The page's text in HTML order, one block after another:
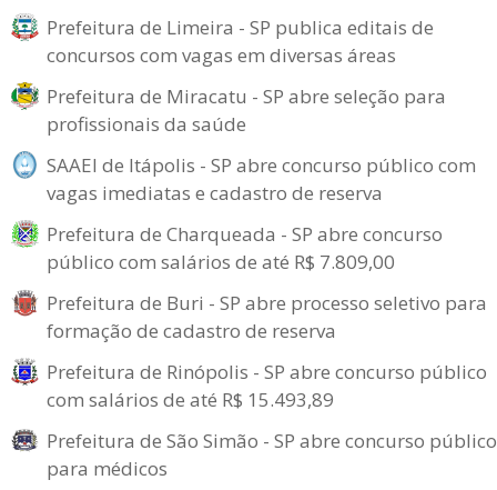
Prefeitura de Limeira - SP publica editais de
concursos com vagas em diversas áreas
Prefeitura de Miracatu - SP abre seleção para
profissionais da saúde
SAAEI de Itápolis - SP abre concurso público com
vagas imediatas e cadastro de reserva
Prefeitura de Charqueada - SP abre concurso
público com salários de até R$ 7.809,00
Prefeitura de Buri - SP abre processo seletivo para
formação de cadastro de reserva
Prefeitura de Rinópolis - SP abre concurso público
com salários de até R$ 15.493,89
Prefeitura de São Simão - SP abre concurso público
para médicos